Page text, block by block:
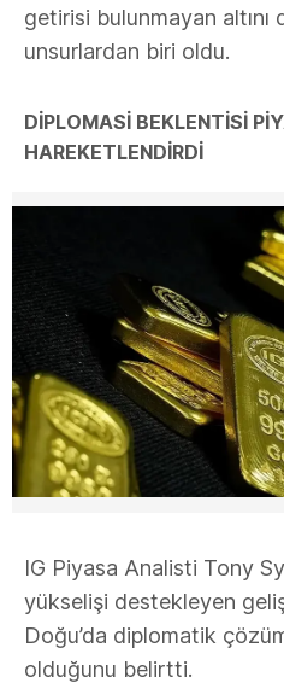
getirisi bulunmayan altını
unsurlardan biri oldu.
DİPLOMASİ BEKLENTİSİ
HAREKETLENDİRDİ
IG Piyasa Analisti Tony
yükselişi destekleyen
Doğu’da diplomatik
olduğunu belirtti.